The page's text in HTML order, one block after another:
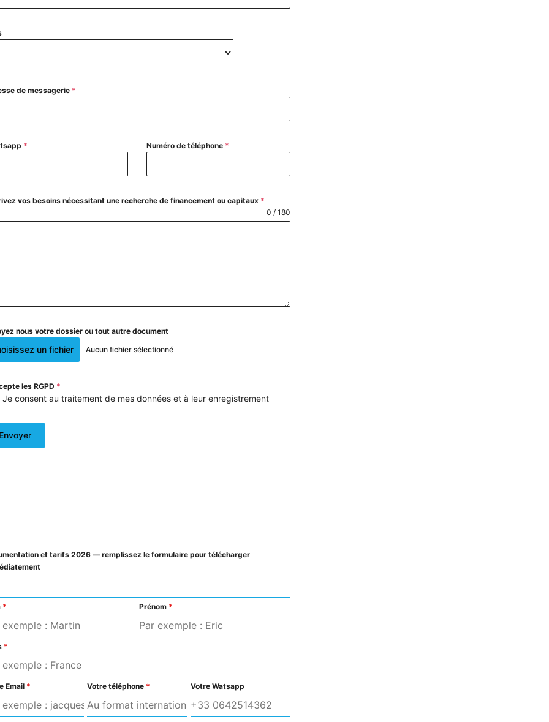
de messagerie *
* Numéro de téléphone *
vos besoins nécessitant une recherche de financement ou capitaux *
0 / 180
nous votre dossier ou tout autre document
un fichier Aucun fichier sélectionné
les RGPD *
Je consent au traitement de mes données et à leur enregistrement
Envoyer
et tarifs 2026 — remplissez le formulaire pour télécharger
* Prénom *
*
Email * Votre téléphone * Votre Watsapp